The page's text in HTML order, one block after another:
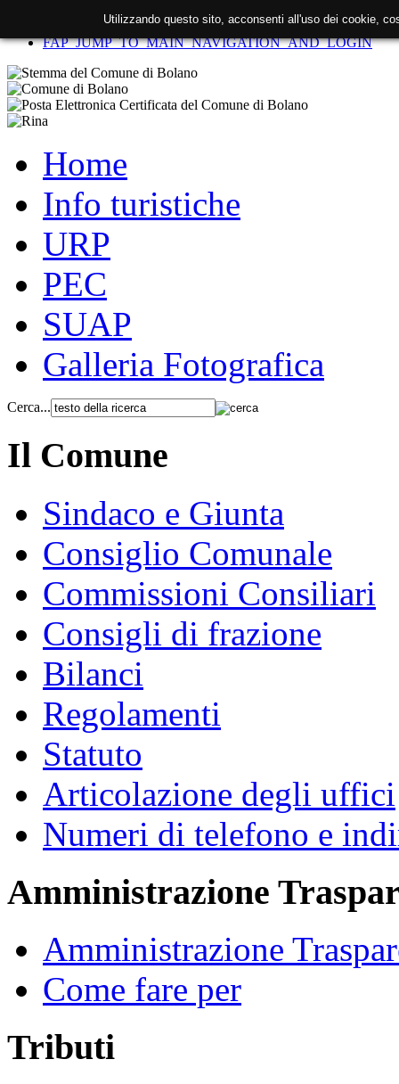
FAP_SKIP_TO_CONTENT
FAP_JUMP_TO_MAIN_NAVIGATION_AND_LOGIN
Home
Info turistiche
URP
PEC
SUAP
Galleria Fotografica
Cerca...
Il Comune
Sindaco e Giunta
Consiglio Comunale
Commissioni Consiliari
Consigli di frazione
Bilanci
Regolamenti
Statuto
Articolazione degli uffici
Numeri di telefono e
Amministrazione
Amministrazione
Come fare per
Tributi
Utilizzando questo sito, acconsenti all'uso dei cookie,